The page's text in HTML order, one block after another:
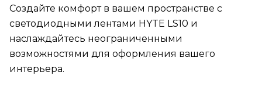
Создайте комфорт в вашем пространстве с
светодиодными лентами HYTE LS10 и
наслаждайтесь неограниченными
возможностями для оформления вашего
интерьера.